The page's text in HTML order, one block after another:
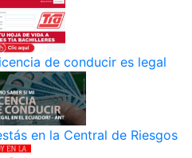
de conducir es legal
en la Central de Riesgos